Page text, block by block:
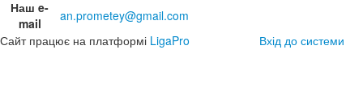
Наш e-
mail
an.prometey@gmail.com
Сайт працює на платформі LigaPro Вхід до системи